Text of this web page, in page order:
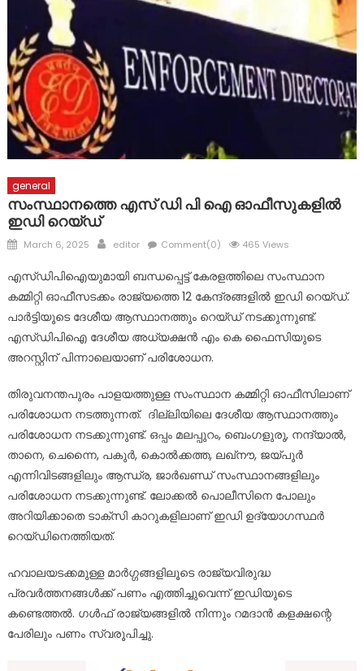
ഇടമറുക് പള്ളി ഭാഗത്ത്‌ പോസ്റ്റിന്റെ ചുവട് ഇളകിയ നിലയിൽ
ദുരിതാശ്വാസ ക്യാമ്പുകളിൽ ആരോഗ്യ സേവനങ്ങളുമായി
മാർ സ്ലീവാ മെഡിസിറ്റി
ദുരന്ത ബാധിതർക്ക് ഭക്ഷ്യ കിറ്റുകൾ വിതരണം ചെയ്തു
general
സംസ്ഥാനത്തെ എസ് ഡി പി ഐ ഓഫീസുകളിൽ
ഇഡി റെയ്ഡ്
Posted
March 6, 2025 Author
editor Comment(0) 465 Views
എസ്‌ഡിപിഐയുമായി ബന്ധപ്പെട്ട് കേരളത്തിലെ സംസ്ഥാന
കമ്മിറ്റി ഓഫീസടക്കം രാജ്യത്തെ 12 കേന്ദ്രങ്ങളിൽ ഇഡ‍ി റെയ്ഡ്.
പാർട്ടിയുടെ ദേശീയ ആസ്ഥാനത്തും റെയ്‌ഡ് നടക്കുന്നുണ്ട്.
എസ്ഡിപിഐ ദേശീയ അധ്യക്ഷൻ എം കെ ഫൈസിയുടെ
അറസ്റ്റിന് പിന്നാലെയാണ് പരിശോധന.
തിരുവനന്തപുരം പാളയത്തുള്ള സംസ്ഥാന കമ്മിറ്റി ഓഫീസിലാണ്
പരിശോധന നടത്തുന്നത്. ദില്ലിയിലെ ദേശീയ ആസ്ഥാനത്തും
പരിശോധന നടക്കുന്നുണ്ട്. ഒപ്പം മലപ്പുറം, ബെംഗളുരു, നന്ദ്യാൽ,
താനെ, ചെന്നൈ, പകുർ, കൊൽക്കത്ത, ലഖ്‌നൗ, ജയ്‌പുർ
എന്നിവിടങ്ങളിലും ആന്ധ്ര, ജാർഖണ്ഡ് സംസ്ഥാനങ്ങളിലും
പരിശോധന നടക്കുന്നുണ്ട്. ലോക്കൽ പൊലീസിനെ പോലും
അറിയിക്കാതെ ടാക്സി കാറുകളിലാണ് ഇഡി ഉദ്യോഗസ്ഥർ
റെയ്‌ഡിനെത്തിയത്.
ഹവാലയടക്കമുള്ള മാർഗ്ഗങ്ങളിലൂടെ രാജ്യവിരുദ്ധ
പ്രവർത്തനങ്ങൾക്ക് പണം എത്തിച്ചുവെന്ന് ഇഡിയുടെ
കണ്ടെത്തൽ. ഗൾഫ് രാജ്യങ്ങളിൽ നിന്നും റമദാൻ കളക്ഷന്റെ
പേരിലും പണം സ്വരൂപിച്ചു.